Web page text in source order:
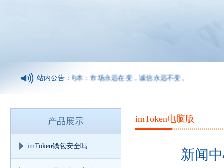
站内公告：
诚信为本：市场永远在变，诚信永远不变。
产品展示
imToken钱包安全吗
imToken电脑版
新闻